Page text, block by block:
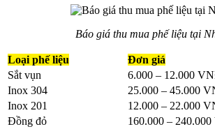
Báo giá thu mua phế liệu tại
Loại phế liệu
Đơn giá
Sắt vụn
6.000 – 12.000
Inox 304
25.000 – 45.000
Inox 201
12.000 – 22.000
Đồng đỏ
160.000 –